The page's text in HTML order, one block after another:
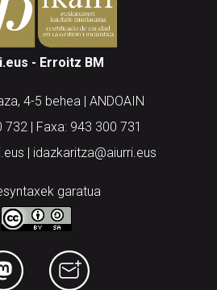
- Erroitz BM
4-5 behea | ANDOAIN
732 | Faxa: 943 300 731
| idazkaritza@aiurri.eus
garatua